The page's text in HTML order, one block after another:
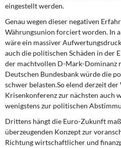
eingestellt werden.
Genau wegen dieser negativen
Währungsunion forciert worden. In
wäre ein massiver
auch die politischen Schäden in der
der machtvollen D-Mark-Dominanz
Deutschen Bundesbank würde die
schwer belasten.So elend derzeit
Krisenkonferenz zur nächsten auch
wenigstens zur politischen
Drittens hängt die Euro-Zukunft
überzeugenden Konzept zur
Richtung wirtschaftlicher und